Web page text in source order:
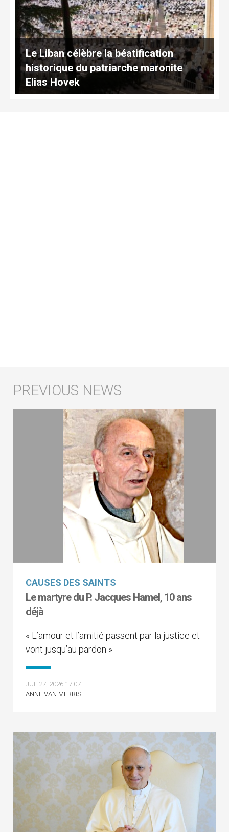
Le Liban célèbre la béatification
historique du patriarche maronite
Elias Hoyek
CAUSES DES SAINTS
Le martyre du P. Jacques Hamel, 10 ans
déjà
« L’amour et l’amitié passent par la justice et
vont jusqu’au pardon »
JUL 27, 2026 17:07
ANNE VAN MERRIS